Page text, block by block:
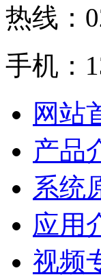
热线：
手机：
网站
产品
系统
应用
视频